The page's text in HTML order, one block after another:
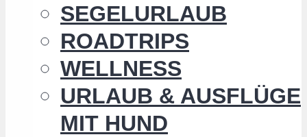
SEGELURLAUB
ROADTRIPS
WELLNESS
URLAUB & AUSFLÜGE
MIT HUND